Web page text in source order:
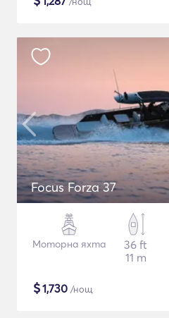
Focus Forza 37
Моторна яхта
36 ft
11 m
$1,730 /нощ